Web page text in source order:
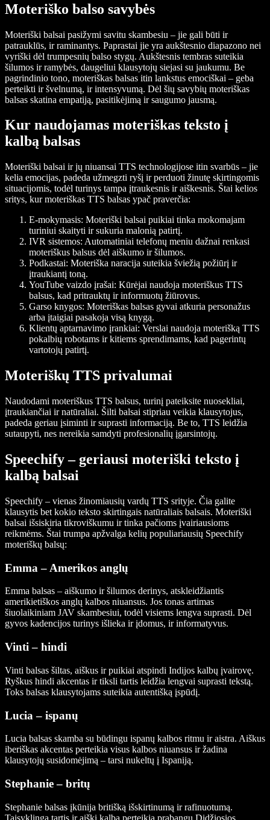
Moteriško balso savybės
Moteriški balsai pasižymi savitu skambesiu – jie gali būti ir
patrauklūs, ir raminantys. Paprastai jie yra aukštesnio diapazono nei
vyriški dėl trumpesnių balso stygų. Aukštesnis tembras suteikia
šilumos ir ramybės, daugeliui klausytojų siejasi su jaukumu. Be
pagrindinio tono, moteriškas balsas itin lankstus emociškai – geba
perteikti ir švelnumą, ir intensyvumą. Dėl šių savybių moteriškas
balsas skatina empatiją, pasitikėjimą ir saugumo jausmą.
Kur naudojamas moteriškas teksto į
kalbą balsas
Moteriški balsai ir jų niuansai TTS technologijose itin svarbūs – jie
kelia emocijas, padeda užmegzti ryšį ir perduoti žinutę skirtingomis
situacijomis, todėl turinys tampa įtraukesnis ir aiškesnis. Štai kelios
sritys, kur moteriškas TTS balsas ypač praverčia:
E-mokymasis: Moteriški balsai puikiai tinka mokomajam
turiniui skaityti ir sukuria malonią patirtį.
IVR sistemos: Automatiniai telefonų meniu dažnai renkasi
moteriškus balsus dėl aiškumo ir šilumos.
Podkastai: Moteriška naracija suteikia šviežią požiūrį ir
įtraukiantį toną.
YouTube vaizdo įrašai: Kūrėjai naudoja moteriškus TTS
balsus, kad pritrauktų ir informuotų žiūrovus.
Garso knygos: Moteriškas balsas gyvai atkuria personažus
arba įtaigiai pasakoja visą knygą.
Klientų aptarnavimo įrankiai: Verslai naudoja moterišką TTS
pokalbių robotams ir kitiems sprendimams, kad pagerintų
vartotojų patirtį.
Moteriškų TTS privalumai
Naudodami moteriškus TTS balsus, turinį pateiksite nuosekliai,
įtraukiančiai ir natūraliai. Šilti balsai stipriau veikia klausytojus,
padeda geriau įsiminti ir suprasti informaciją. Be to, TTS leidžia
sutaupyti, nes nereikia samdyti profesionalių įgarsintojų.
Speechify – geriausi moteriški teksto į
kalbą balsai
Speechify – vienas žinomiausių vardų TTS srityje. Čia galite
klausytis bet kokio teksto skirtingais natūraliais balsais. Moteriški
balsai išsiskiria tikroviškumu ir tinka pačioms įvairiausioms
reikmėms. Štai trumpa apžvalga kelių populiariausių Speechify
moteriškų balsų:
Emma – Amerikos anglų
Emma balsas – aiškumo ir šilumos derinys, atskleidžiantis
amerikietiškos anglų kalbos niuansus. Jos tonas artimas
šiuolaikiniam JAV skambesiui, todėl visiems lengva suprasti. Dėl
gyvos kadencijos turinys išlieka ir įdomus, ir informatyvus.
Vinti – hindi
Vinti balsas šiltas, aiškus ir puikiai atspindi Indijos kalbų įvairovę.
Ryškus hindi akcentas ir tiksli tartis leidžia lengvai suprasti tekstą.
Toks balsas klausytojams suteikia autentišką įspūdį.
Lucia – ispanų
Lucia balsas skamba su būdingu ispanų kalbos ritmu ir aistra. Aiškus
iberiškas akcentas perteikia visus kalbos niuansus ir žadina
klausytojų susidomėjimą – tarsi nukeltų į Ispaniją.
Stephanie – britų
Stephanie balsas įkūnija britišką išskirtinumą ir rafinuotumą.
Taisyklinga tartis ir aiški kalba perteikia prabangų Didžiosios